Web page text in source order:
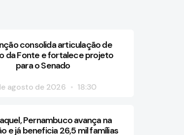
consolida articulação de
da Fonte e fortalece projeto
para o Senado
agosto de 2026 18:30
Pernambuco avança na
e já beneficia 26,5 mil famílias